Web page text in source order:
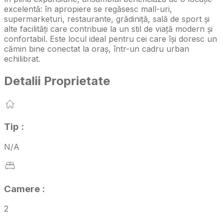
excelentă: în apropiere se regăsesc mall-uri,
supermarketuri, restaurante, grădiniță, sală de sport și
alte facilități care contribuie la un stil de viață modern și
confortabil. Este locul ideal pentru cei care își doresc un
cămin bine conectat la oraș, într-un cadru urban
echilibrat.
Detalii Proprietate
Tip :
N/A
Camere :
2